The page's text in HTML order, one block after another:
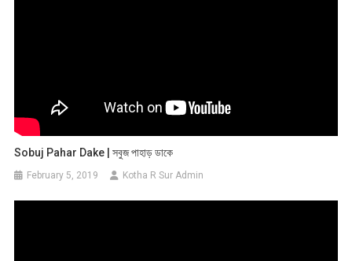
Sobuj Pahar Dake | সবুজ পাহাড় ডাকে
February 5, 2019 Kotha R Sur Admin